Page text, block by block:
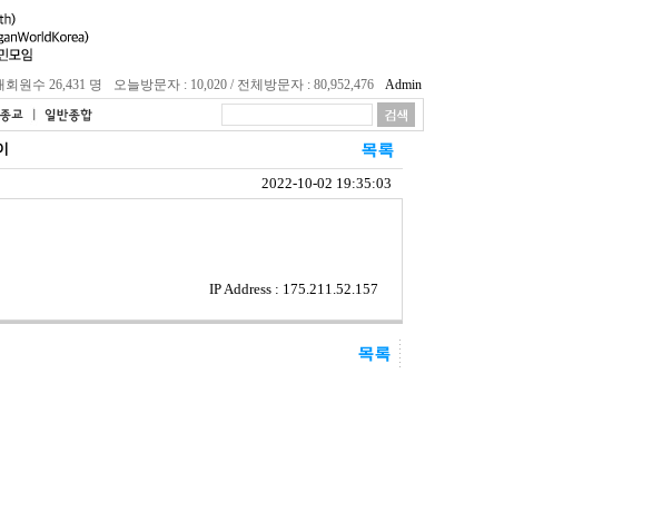
회원수 26,431 명 오늘방문자 : 10,020 / 전체방문자 : 80,952,476 Admin
2022-10-02 19:35:03
IP Address : 175.211.52.157